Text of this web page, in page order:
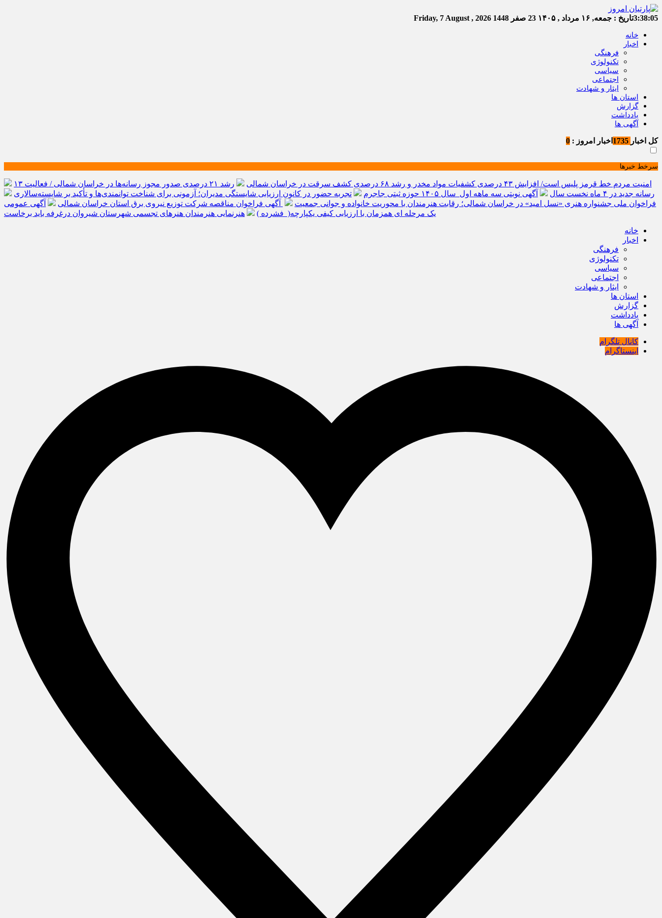
3:38:06تاریخ : جمعه, ۱۶ مرداد , ۱۴۰۵ 23 صفر 1448
خانه
اخبار
فرهنگی
تکنولوژی
سیاسی
اجتماعی
ایثار و شهادت
استان ها
گزارش
یادداشت
آگهی ها
کل اخبار اخبار امروز : 0
سرخط خبرها
امنیت مردم خط قرمز پلیس است/ افزایش ۴۳ درصدی کشفیات مواد مخدر و رشد ۶۸ درصدی کشف سرقت در خراسان شمالی
رشد ۲۱ درصدی صدور مجوز رسانه‌ها در خراسان شمالی / فعالیت ۱۳
رسانه جدید در ۴ ماه نخست سال
آگهی نوبتی سه ماهه اول سال ۱۴۰۵ حوزه ثبتی جاجرم
تجربه حضور در کانون ارزیابی شایستگی مدیران؛ آزمونی برای شناخت توانمندی‌ها و تأکید بر شایسته‌سالاری
فراخوان ملی جشنواره هنری «نسل امید» در خراسان شمالی؛ رقابت هنرمندان با محوریت خانواده و جوانی جمعیت
آگهی فراخوان مناقصه شرکت توزیع نیروی برق استان خراسان شمالی
آگهی عمومی
یک مرحله ای همزمان با ارزیابی کیفی یکپارچه( فشرده )
هنرنمایی هنرمندان هنرهای تجسمی شهرستان شیروان درغرفه باید برخاست
خانه
اخبار
فرهنگی
تکنولوژی
سیاسی
اجتماعی
ایثار و شهادت
استان ها
گزارش
یادداشت
آگهی ها
کانال تلگرام
اینستاگرام